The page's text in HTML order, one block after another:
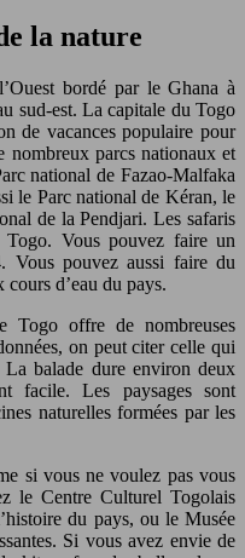
la nature
bordé par le Ghana à
sud-est. La capitale du Togo
de vacances populaire pour
nombreux parcs nationaux et
national de Fazao-Malfaka
le Parc national de Kéran, le
de la Pendjari. Les safaris
Vous pouvez faire un
pouvez aussi faire du
d’eau du pays.
Togo offre de nombreuses
on peut citer celle qui
La balade dure environ deux
facile. Les paysages sont
naturelles formées par les
si vous ne voulez pas vous
le Centre Culturel Togolais
du pays, ou le Musée
Si vous avez envie de